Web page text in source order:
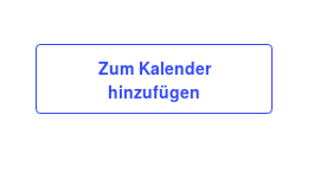
Zum Kalender
hinzufügen